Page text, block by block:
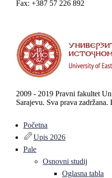
Fax: +387 57 226 892
2009 - 2019 Pravni fakultet
Sarajevu. Sva prava
Početna
Upis 2026
Pale
Osnovni studij
Oglasna tabla